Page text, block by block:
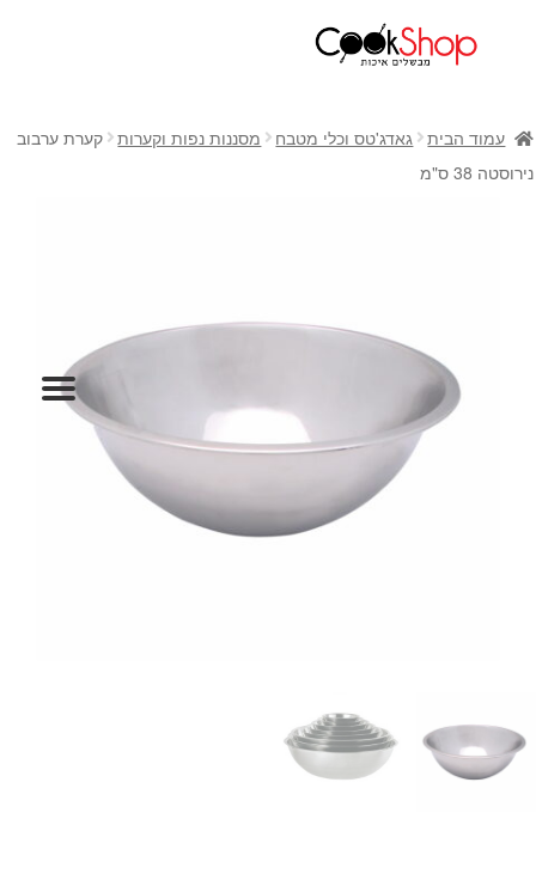
חנות
כלי בישול
גאדג'טס וכלי מטבח
אחסון למטבח
סכינים
עגלת קניות
תשלום
עמוד הבית גאדג'טס וכלי מטבח מסננות נפות וקערות
קערת ערבוב
נירוסטה 38 ס"מ